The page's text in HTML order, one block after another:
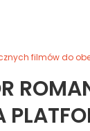
filmów do